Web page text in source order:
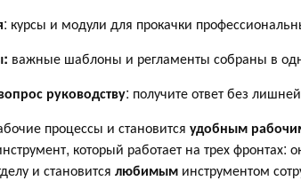
: курсы и модули для прокачки
важные шаблоны и регламенты собраны в
руководству: получите ответ без
процессы и становится удобным
который работает на трех фронтах:
и становится любимым инструментом